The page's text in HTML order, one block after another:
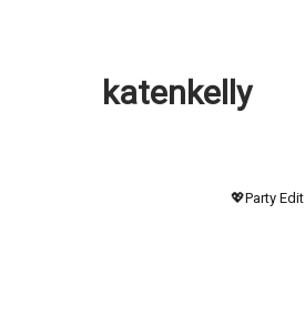
katenkelly
💖Party Edit